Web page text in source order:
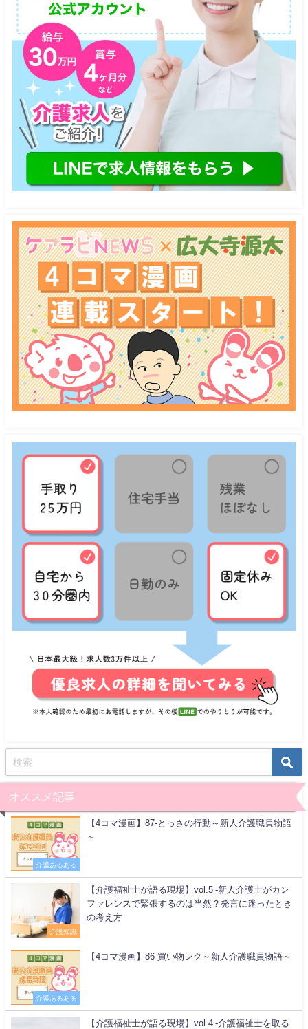
オススメ記事
介護あるある
【4コマ漫画】87-とっさの行動～新人介護職員物語
～
介護知識
【介護福祉士が語る現場】vol.5 -新人介護士がカン
ファレンスで緊張するのは当然？発言に迷ったとき
の考え方
介護あるある
【4コマ漫画】86-買い物レク～新人介護職員物語～
【介護福祉士が語る現場】vol.4 -介護福祉士を取る